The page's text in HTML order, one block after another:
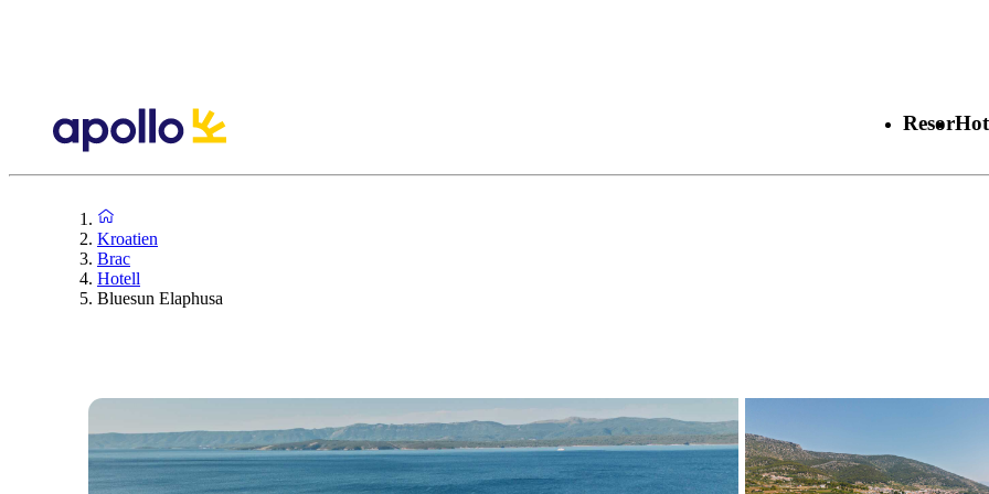
Resor
Kroatien
Brac
Hotell
Bluesun Elaphusa